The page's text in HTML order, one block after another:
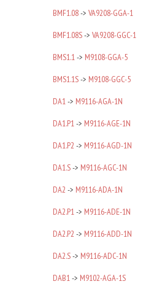
BMF1.08-> VA9208-GGA-1
BMF1.08S-> VA9208-GGC-1
BMS1.1-> M9108-GGA-5
BMS1.1S-> M9108-GGC-5
DA1-> M9116-AGA-1N
DA1.P1-> M9116-AGE-1N
DA1.P2 -> M9116-AGD-1N
DA1.S-> M9116-AGC-1N
DA2 -> M9116-ADA-1N
DA2.P1-> M9116-ADE-1N
DA2.P2 -> M9116-ADD-1N
DA2.S-> M9116-ADC-1N
DAB1-> M9102-AGA-1S